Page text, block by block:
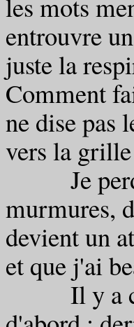
entrouvre
juste la
Comment
ne dise pas
vers la
Je perd
murmures,
devient un
et que j'ai
Il y a ce